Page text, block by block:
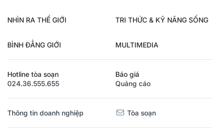
NHÌN RA THẾ GIỚI TRI THỨC & KỸ NĂNG SỐNG
BÌNH ĐẲNG GIỚI MULTIMEDIA
Hotline tòa soạn
024.36.555.655
Báo giá
Quảng cáo
Thông tin doanh nghiệp Tòa soạn